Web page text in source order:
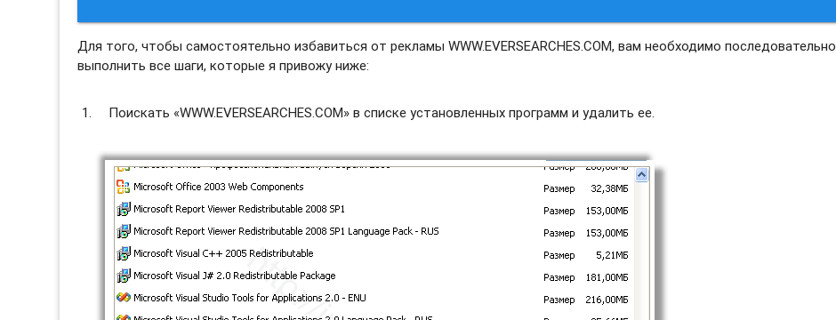
Для того, чтобы самостоятельно избавиться от рекламы WWW.EVERSEARCHES.COM, вам необходимо последовательно
выполнить все шаги, которые я привожу ниже:
Поискать «WWW.EVERSEARCHES.COM» в списке установленных программ и удалить ее.